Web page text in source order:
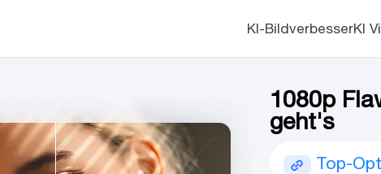
KI-BildverbesserKI
1080p
geht's
Top-